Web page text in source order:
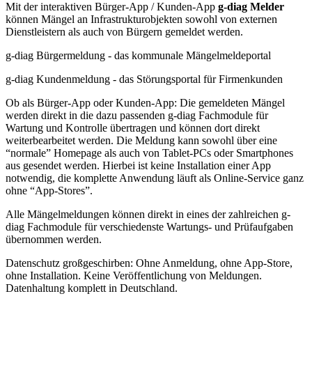
Mit der interaktiven Bürger-App / Kunden-App g-diag Melder
können Mängel an Infrastrukturobjekten sowohl von externen
Dienstleistern als auch von Bürgern gemeldet werden.
g-diag Bürgermeldung - das kommunale Mängelmeldeportal
g-diag Kundenmeldung - das Störungsportal für Firmenkunden
Ob als Bürger-App oder Kunden-App: Die gemeldeten Mängel
werden direkt in die dazu passenden g-diag Fachmodule für
Wartung und Kontrolle übertragen und können dort direkt
weiterbearbeitet werden. Die Meldung kann sowohl über eine
“normale” Homepage als auch von Tablet-PCs oder Smartphones
aus gesendet werden. Hierbei ist keine Installation einer App
notwendig, die komplette Anwendung läuft als Online-Service ganz
ohne “App-Stores”.
Alle Mängelmeldungen können direkt in eines der zahlreichen g-
diag Fachmodule für verschiedenste Wartungs- und Prüfaufgaben
übernommen werden.
Datenschutz großgeschirben: Ohne Anmeldung, ohne App-Store,
ohne Installation. Keine Veröffentlichung von Meldungen.
Datenhaltung komplett in Deutschland.